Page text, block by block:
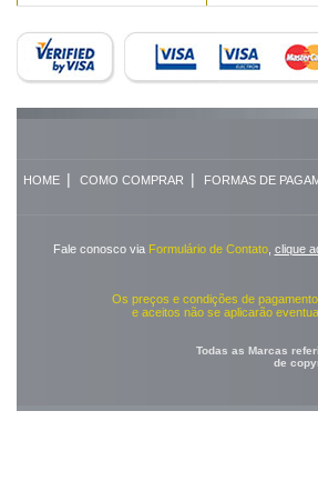
HOME| COMO COMPRAR | FORMAS DE
Fale conosco via Formulário de Contato, clique
Os preços e condições de
e aceitos não se aplicarão
Todas as Marcas
de